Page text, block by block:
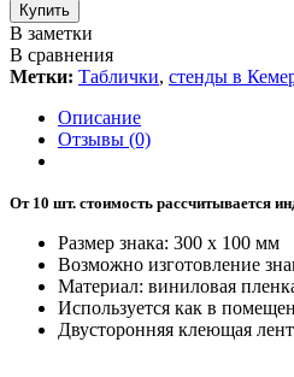
Купить
В заметки
В сравнения
Метки: Таблички, стенды в
Описание
Отзывы (0)
От 10 шт. стоимость рассчитывается
Размер знака: 300 х 100 мм
Возможно изготовление
Материал: виниловая
Используется как в
Двусторонняя клеющая